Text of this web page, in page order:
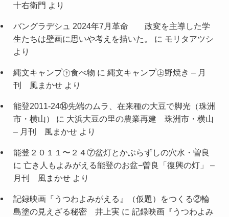
十右衛門 より
バングラデシュ 2024年7月革命 政変を主導した学
生たちは壁画に思いや考えを描いた。
に モリタアツシ
より
縄文キャンプ㊦食べ物 に 縄文キャンプ㊤野焼き – 月
刊 風まかせより
能登2011-24⑭先端のムラ、在来種の大豆で脚光（珠洲
市・横山）
に 大浜大豆の里の農業再建 珠洲市・横山
– 月刊 風まかせより
能登２０１１〜２４⑦盆灯とかぶらずしの穴水・曽良
に 亡き人もよみがえる能登のお盆−曽良「復興の灯」 –
月刊 風まかせより
記録映画『うつわよみがえる』（仮題）をつくる②輪
島塗の見えざる秘密 井上実 に 記録映画『うつわよみ